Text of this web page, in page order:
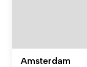
Amsterdam